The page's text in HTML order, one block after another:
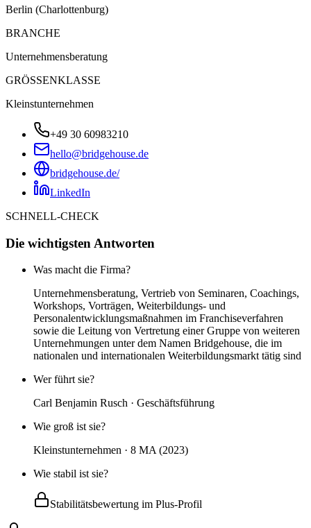
Berlin (Charlottenburg)
BRANCHE
Unternehmensberatung
GRÖSSENKLASSE
Kleinstunternehmen
+49 30 60983210
hello@bridgehouse.de
bridgehouse.de/
LinkedIn
SCHNELL-CHECK
Die wichtigsten Antworten
Was macht die Firma?
Unternehmensberatung, Vertrieb von Seminaren, Coachings,
Workshops, Vorträgen, Weiterbildungs- und
Personalentwicklungsmaßnahmen im Franchiseverfahren
sowie die Leitung von Vertretung einer Gruppe von weiteren
Unternehmungen unter dem Namen Bridgehouse, die im
nationalen und internationalen Weiterbildungsmarkt tätig sind
Wer führt sie?
Carl Benjamin Rusch · Geschäftsführung
Wie groß ist sie?
Kleinstunternehmen · 8 MA (2023)
Wie stabil ist sie?
Stabilitätsbewertung im Plus-Profil